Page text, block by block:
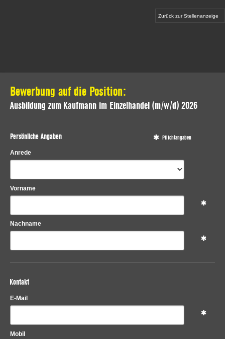
Zurück zur Stellenanzeige
Bewerbung auf die Position:
Ausbildung zum Kaufmann im Einzelhandel (m/w/d) 2026
Persönliche Angaben Pflichtangaben
Anrede
Vorname
Nachname
Kontakt
E-Mail
Mobil